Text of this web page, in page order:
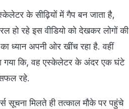
के सीढ़ियों में गैप बन जाता है,
रहे इस वीडियो को देखकर लोगों की
ध्यान अपनी ओर खींच रहा है. वहीं
गया कि, वह एस्केलेटर के अंदर एक घंटे
रहे.
सूचना मिलते ही तत्काल मौके पर पहुंचे